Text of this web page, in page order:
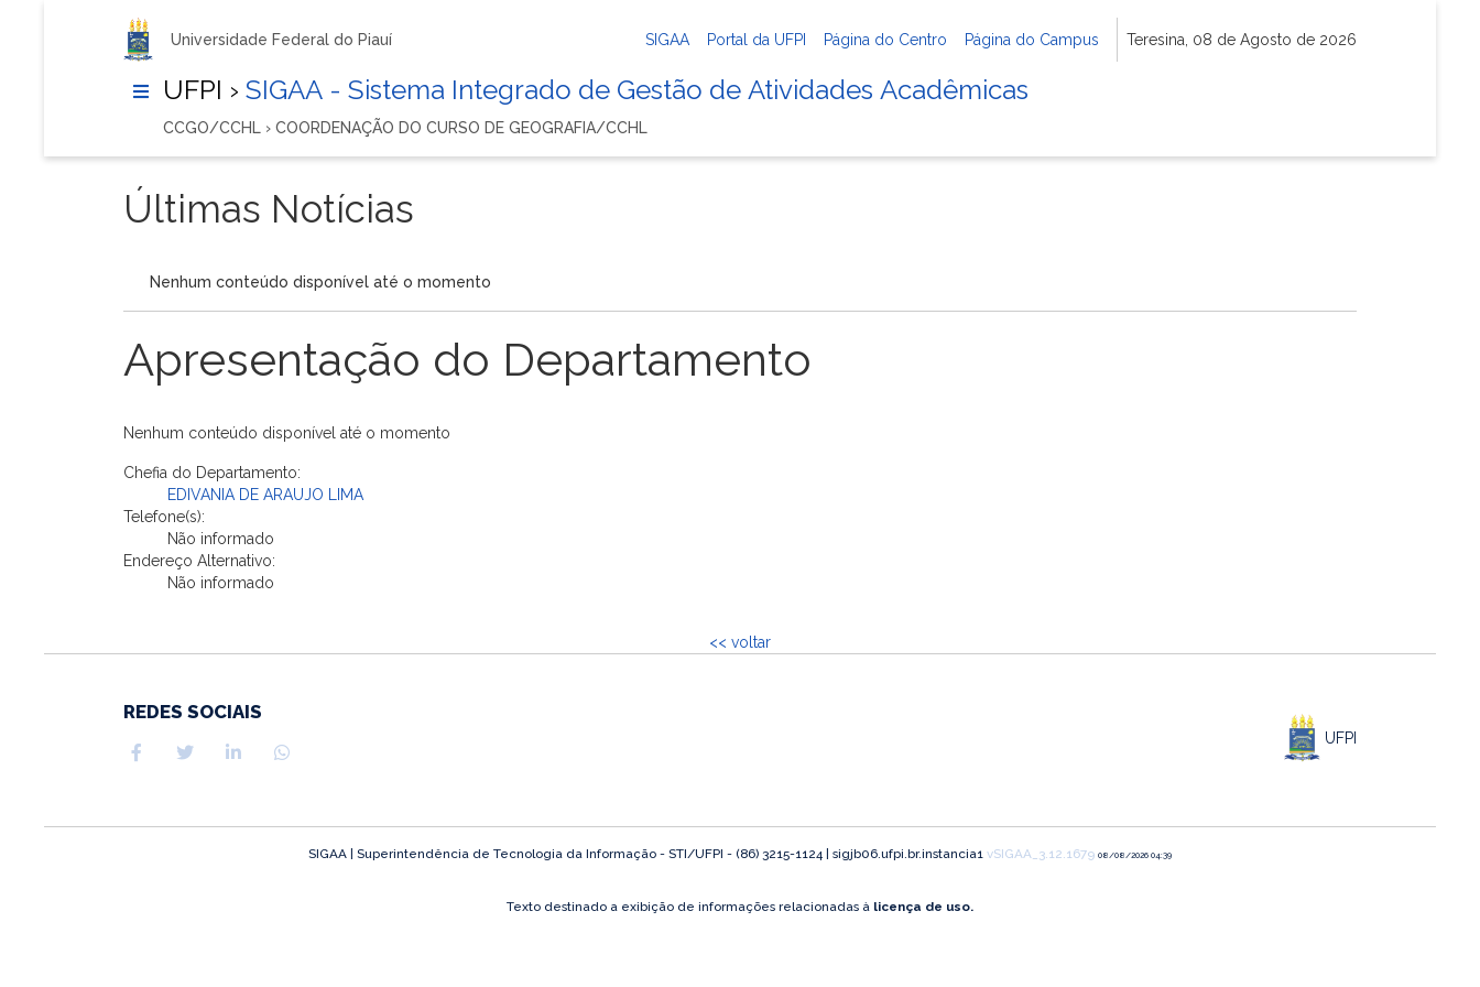
Universidade Federal do Piauí SIGAA Portal da UFPI Página do Centro Página do Campus Teresina, 08 de Agosto de 2026
UFPI › SIGAA - Sistema Integrado de Gestão de Atividades Acadêmicas
CCGO/CCHL › COORDENAÇÃO DO CURSO DE GEOGRAFIA/CCHL
Últimas Notícias
Nenhum conteúdo disponível até o momento
Apresentação do Departamento
Nenhum conteúdo disponível até o momento
Chefia do Departamento:
EDIVANIA DE ARAUJO LIMA
Telefone(s):
Não informado
Endereço Alternativo:
Não informado
<< voltar
REDES SOCIAIS
UFPI
SIGAA | Superintendência de Tecnologia da Informação - STI/UFPI - (86) 3215-1124 | sigjb06.ufpi.br.instancia1 vSIGAA_3.12.1679 08/08/2026 04:39
Texto destinado a exibição de informações relacionadas à licença de uso.